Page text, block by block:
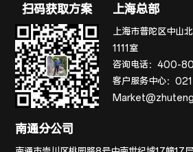
扫码获取方案 上海总部
上海市普陀区中山
1111室
咨询电话：400-
客户服务中心：
南通分公司